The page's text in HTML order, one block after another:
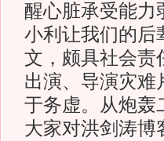
醒心脏承受能力
小利让我们的
文，颇具社会责
出演、导演灾难
于务虚。从炮轰
大家对洪剑涛博